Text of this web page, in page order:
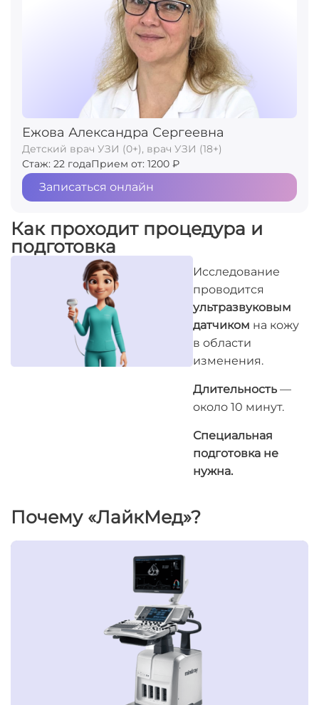
Ежова Александра Сергеевна
Детский врач УЗИ (0+), врач УЗИ (18+)
Стаж: 22 годаПрием от: 1200 ₽
Записаться онлайн
Как проходит процедура и
подготовка
Исследование
проводится
ультразвуковым
датчиком на кожу
в области
изменения.
Длительность —
около 10 минут.
Специальная
подготовка не
нужна.
Почему «ЛайкМед»?